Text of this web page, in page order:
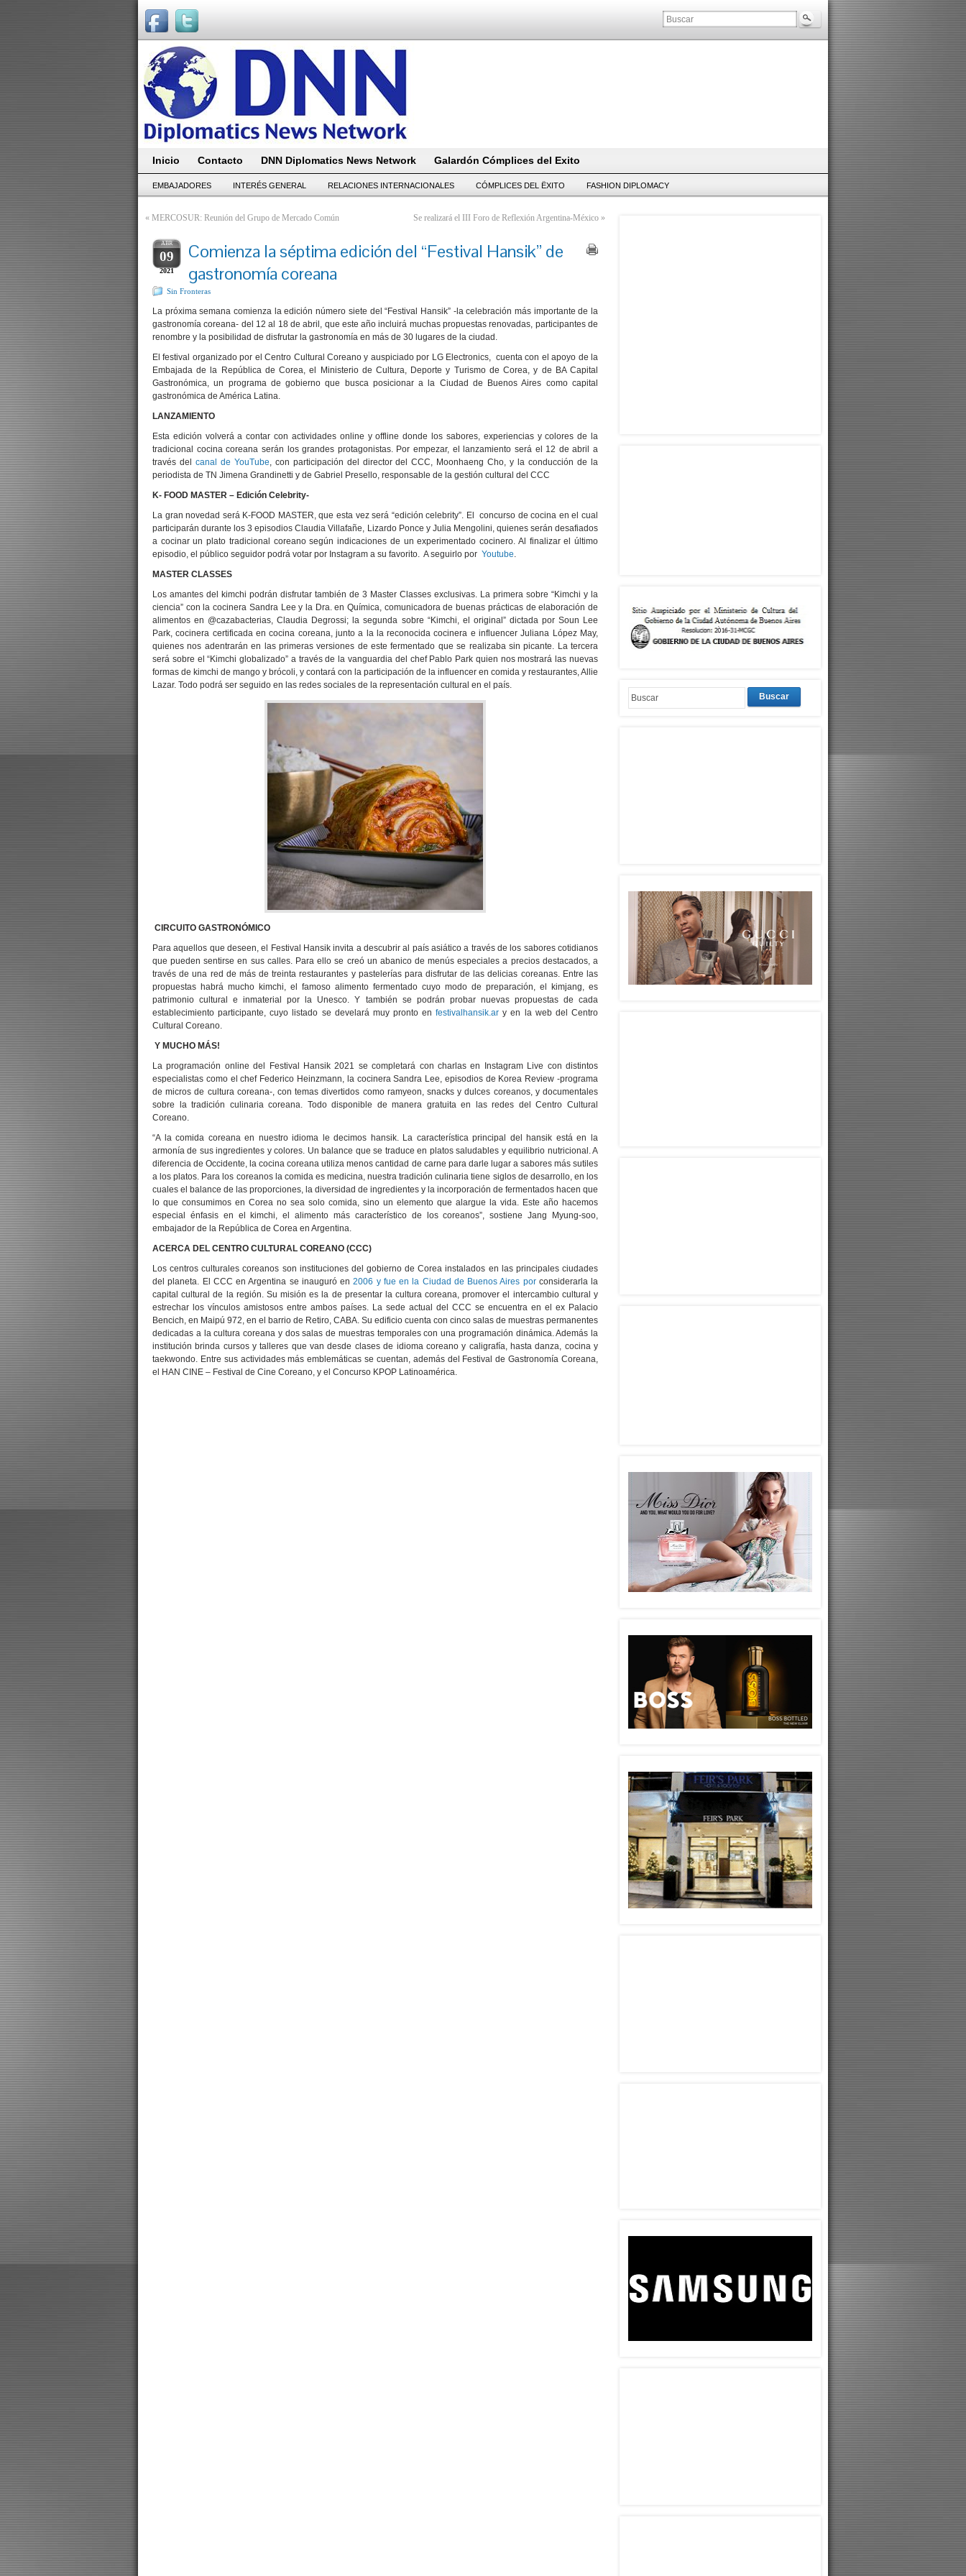
Inicio Contacto DNN Diplomatics News Network Galardón Cómplices del Exito
EMBAJADORES INTERÉS GENERAL RELACIONES INTERNACIONALES CÓMPLICES DEL ËXITO FASHION DIPLOMACY
« MERCOSUR: Reunión del Grupo de Mercado Común Se realizará el III Foro de Reflexión Argentina-México »
ABR
09
2021
Comienza la séptima edición del “Festival Hansik” de
gastronomía coreana
Sin Fronteras
La próxima semana comienza la edición número siete del “Festival Hansik” -la celebración más importante de la
gastronomía coreana- del 12 al 18 de abril, que este año incluirá muchas propuestas renovadas, participantes de
renombre y la posibilidad de disfrutar la gastronomía en más de 30 lugares de la ciudad.
El festival organizado por el Centro Cultural Coreano y auspiciado por LG Electronics, cuenta con el apoyo de la
Embajada de la República de Corea, el Ministerio de Cultura, Deporte y Turismo de Corea, y de BA Capital
Gastronómica, un programa de gobierno que busca posicionar a la Ciudad de Buenos Aires como capital
gastronómica de América Latina.
LANZAMIENTO
Esta edición volverá a contar con actividades online y offline donde los sabores, experiencias y colores de la
tradicional cocina coreana serán los grandes protagonistas. Por empezar, el lanzamiento será el 12 de abril a
través del canal de YouTube, con participación del director del CCC, Moonhaeng Cho, y la conducción de la
periodista de TN Jimena Grandinetti y de Gabriel Presello, responsable de la gestión cultural del CCC
K- FOOD MASTER – Edición Celebrity-
La gran novedad será K-FOOD MASTER, que esta vez será “edición celebrity”. El concurso de cocina en el cual
participarán durante los 3 episodios Claudia Villafañe, Lizardo Ponce y Julia Mengolini, quienes serán desafiados
a cocinar un plato tradicional coreano según indicaciones de un experimentado cocinero. Al finalizar el último
episodio, el público seguidor podrá votar por Instagram a su favorito. A seguirlo por Youtube.
MASTER CLASSES
Los amantes del kimchi podrán disfrutar también de 3 Master Classes exclusivas. La primera sobre “Kimchi y la
ciencia” con la cocinera Sandra Lee y la Dra. en Química, comunicadora de buenas prácticas de elaboración de
alimentos en @cazabacterias, Claudia Degrossi; la segunda sobre “Kimchi, el original” dictada por Soun Lee
Park, cocinera certificada en cocina coreana, junto a la la reconocida cocinera e influencer Juliana López May,
quienes nos adentrarán en las primeras versiones de este fermentado que se realizaba sin picante. La tercera
será sobre el “Kimchi globalizado” a través de la vanguardia del chef Pablo Park quien nos mostrará las nuevas
formas de kimchi de mango y brócoli, y contará con la participación de la influencer en comida y restaurantes, Allie
Lazar. Todo podrá ser seguido en las redes sociales de la representación cultural en el país.
CIRCUITO GASTRONÓMICO
Para aquellos que deseen, el Festival Hansik invita a descubrir al país asiático a través de los sabores cotidianos
que pueden sentirse en sus calles. Para ello se creó un abanico de menús especiales a precios destacados, a
través de una red de más de treinta restaurantes y pastelerías para disfrutar de las delicias coreanas. Entre las
propuestas habrá mucho kimchi, el famoso alimento fermentado cuyo modo de preparación, el kimjang, es
patrimonio cultural e inmaterial por la Unesco. Y también se podrán probar nuevas propuestas de cada
establecimiento participante, cuyo listado se develará muy pronto enfestivalhansik.ar y en la web del Centro
Cultural Coreano.
Y MUCHO MÁS!
La programación online del Festival Hansik 2021 se completará con charlas en Instagram Live con distintos
especialistas como el chef Federico Heinzmann, la cocinera Sandra Lee, episodios de Korea Review -programa
de micros de cultura coreana-, con temas divertidos como ramyeon, snacks y dulces coreanos, y documentales
sobre la tradición culinaria coreana. Todo disponible de manera gratuita en las redes del Centro Cultural
Coreano.
“A la comida coreana en nuestro idioma le decimos hansik. La característica principal del hansik está en la
armonía de sus ingredientes y colores. Un balance que se traduce en platos saludables y equilibrio nutricional. A
diferencia de Occidente, la cocina coreana utiliza menos cantidad de carne para darle lugar a sabores más sutiles
a los platos. Para los coreanos la comida es medicina, nuestra tradición culinaria tiene siglos de desarrollo, en los
cuales el balance de las proporciones, la diversidad de ingredientes y la incorporación de fermentados hacen que
lo que consumimos en Corea no sea solo comida, sino un elemento que alargue la vida. Este año hacemos
especial énfasis en el kimchi, el alimento más característico de los coreanos”, sostiene Jang Myung-soo,
embajador de la República de Corea en Argentina.
ACERCA DEL CENTRO CULTURAL COREANO (CCC)
Los centros culturales coreanos son instituciones del gobierno de Corea instalados en las principales ciudades
del planeta. El CCC en Argentina se inauguró en2006 y fue en la Ciudad de Buenos Aires porconsiderarla la
capital cultural de la región. Su misión es la de presentar la cultura coreana, promover el intercambio cultural y
estrechar los vínculos amistosos entre ambos países. La sede actual del CCC se encuentra en el ex Palacio
Bencich, en Maipú 972, en el barrio de Retiro, CABA. Su edificio cuenta con cinco salas de muestras permanentes
dedicadas a la cultura coreana y dos salas de muestras temporales con una programación dinámica. Además la
institución brinda cursos y talleres que van desde clases de idioma coreano y caligrafía, hasta danza, cocina y
taekwondo. Entre sus actividades más emblemáticas se cuentan, además del Festival de Gastronomía Coreana,
el HAN CINE – Festival de Cine Coreano, y el Concurso KPOP Latinoamérica.
Buscar